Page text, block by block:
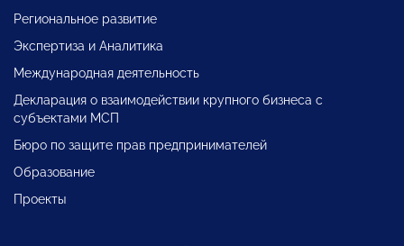
Региональное развитие
Экспертиза и Аналитика
Международная деятельность
Декларация о взаимодействии крупного бизнеса с
субъектами МСП
Бюро по защите прав предпринимателей
Образование
Проекты